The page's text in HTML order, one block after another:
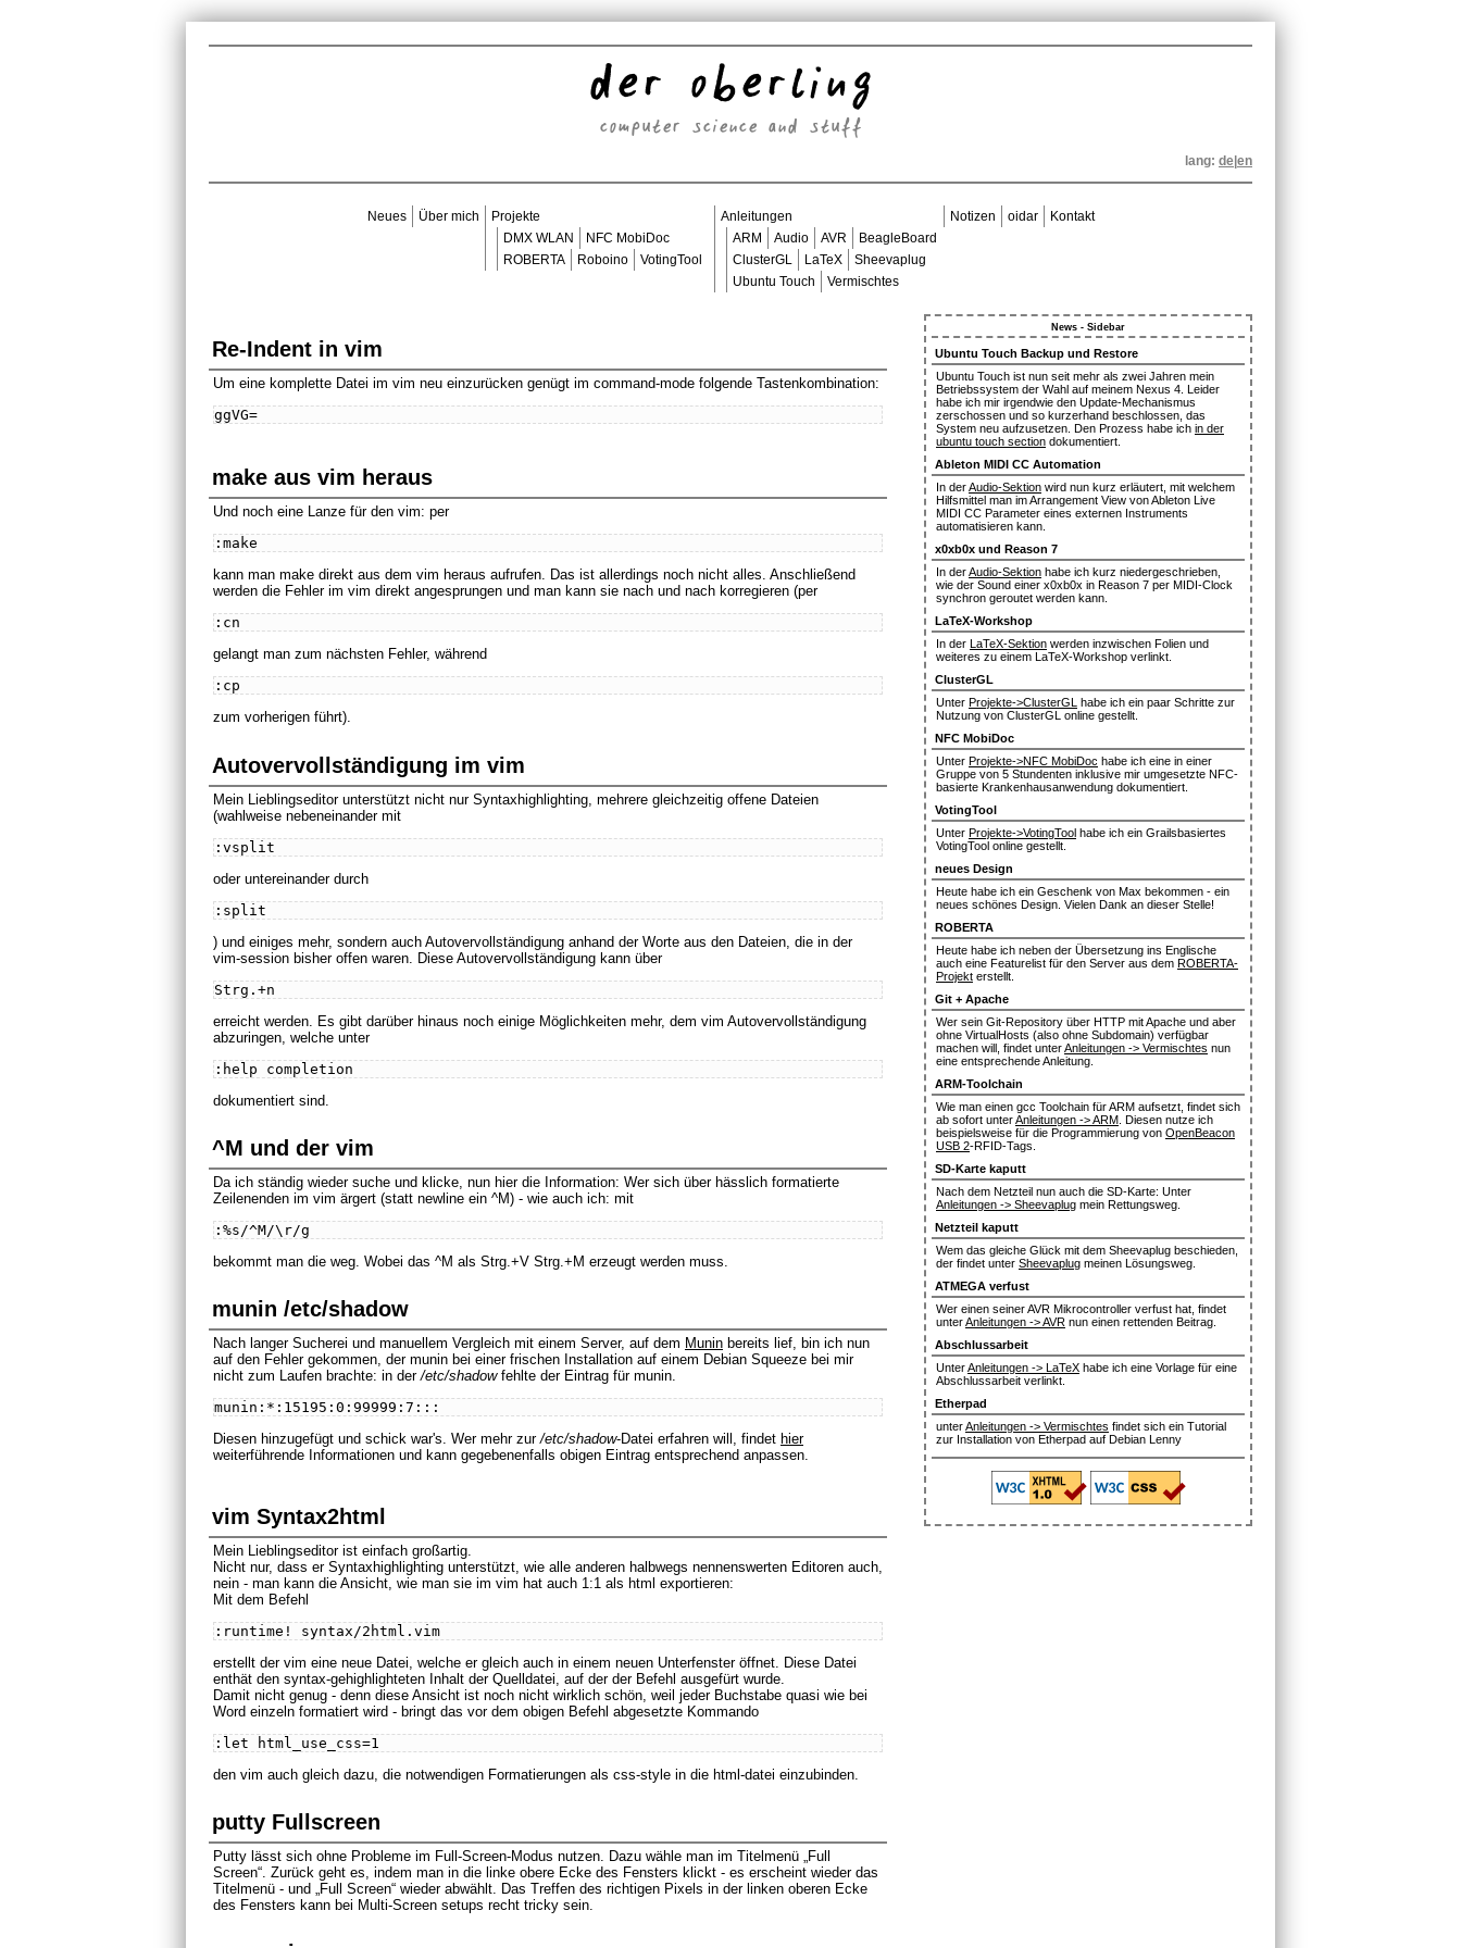
der oberling
computer science and stuff
lang: de en
Neues Über mich
Projekte
DMX WLAN
NFC MobiDoc
ROBERTA
Roboino VotingTool
Anleitungen
ARM
Audio AVR
BeagleBoard
ClusterGL
LaTeX
Sheevaplug
Ubuntu Touch
Vermischtes
Notizen oidar Kontakt
Re-Indent in vim
Um eine komplette Datei im vim neu einzurücken genügt im command-mode folgende Tastenkombination:
ggVG=
make aus vim heraus
Und noch eine Lanze für den vim: per
:make
kann man make direkt aus dem vim heraus aufrufen. Das ist allerdings noch nicht alles. Anschließend
werden die Fehler im vim direkt angesprungen und man kann sie nach und nach korregieren (per
:cn
gelangt man zum nächsten Fehler, während
:cp
zum vorherigen führt).
Autovervollständigung im vim
Mein Lieblingseditor unterstützt nicht nur Syntaxhighlighting, mehrere gleichzeitig offene Dateien
(wahlweise nebeneinander mit
:vsplit
oder untereinander durch
:split
) und einiges mehr, sondern auch Autovervollständigung anhand der Worte aus den Dateien, die in der
vim-session bisher offen waren. Diese Autovervollständigung kann über
Strg.+n
erreicht werden. Es gibt darüber hinaus noch einige Möglichkeiten mehr, dem vim Autovervollständigung
abzuringen, welche unter
:help completion
dokumentiert sind.
^M und der vim
Da ich ständig wieder suche und klicke, nun hier die Information: Wer sich über hässlich formatierte
Zeilenenden im vim ärgert (statt newline ein ^M) - wie auch ich: mit
:%s/^M/\r/g
bekommt man die weg. Wobei das ^M als Strg.+V Strg.+M erzeugt werden muss.
munin /etc/shadow
Nach langer Sucherei und manuellem Vergleich mit einem Server, auf dem Munin bereits lief, bin ich nun
auf den Fehler gekommen, der munin bei einer frischen Installation auf einem Debian Squeeze bei mir
nicht zum Laufen brachte: in der/etc/shadowfehlte der Eintrag für munin.
Diesen hinzugefügt und schick war's. Wer mehr zur/etc/shadow-Datei erfahren will, findet hier
weiterführende Informationen und kann gegebenenfalls obigen Eintrag entsprechend anpassen.
vim Syntax2html
Mein Lieblingseditor ist einfach großartig.
Nicht nur, dass er Syntaxhighlighting unterstützt, wie alle anderen halbwegs nennenswerten Editoren auch,
nein - man kann die Ansicht, wie man sie im vim hat auch 1:1 als html exportieren:
Mit dem Befehl
erstellt der vim eine neue Datei, welche er gleich auch in einem neuen Unterfenster öffnet. Diese Datei
enthät den syntax-gehighlighteten Inhalt der Quelldatei, auf der der Befehl ausgefürt wurde.
Damit nicht genug - denn diese Ansicht ist noch nicht wirklich schön, weil jeder Buchstabe quasi wie bei
Word einzeln formatiert wird - bringt das vor dem obigen Befehl abgesetzte Kommando
den vim auch gleich dazu, die notwendigen Formatierungen als css-style in die html-datei einzubinden.
putty Fullscreen
Putty lässt sich ohne Probleme im Full-Screen-Modus nutzen. Dazu wähle man im Titelmenü „Full
Screen“. Zurück geht es, indem man in die linke obere Ecke des Fensters klickt - es erscheint wieder das
Titelmenü - und „Full Screen“ wieder abwählt. Das Treffen des richtigen Pixels in der linken oberen Ecke
des Fensters kann bei Multi-Screen setups recht tricky sein.
News - Sidebar
Ubuntu Touch Backup und Restore
Ubuntu Touch ist nun seit mehr als zwei Jahren mein
Betriebssystem der Wahl auf meinem Nexus 4. Leider
habe ich mir irgendwie den Update-Mechanismus
zerschossen und so kurzerhand beschlossen, das
System neu aufzusetzen. Den Prozess habe ich in der
ubuntu touch section dokumentiert.
Ableton MIDI CC Automation
In derAudio-Sektion wird nun kurz erläutert, mit welchem
Hilfsmittel man im Arrangement View von Ableton Live
MIDI CC Parameter eines externen Instruments
automatisieren kann.
x0xb0x und Reason 7
In derAudio-Sektion habe ich kurz niedergeschrieben,
wie der Sound einer x0xb0x in Reason 7 per MIDI-Clock
synchron geroutet werden kann.
LaTeX-Workshop
In der LaTeX-Sektion werden inzwischen Folien und
weiteres zu einem LaTeX-Workshop verlinkt.
ClusterGL
Unter Projekte->ClusterGL habe ich ein paar Schritte zur
Nutzung von ClusterGL online gestellt.
NFC MobiDoc
Unter Projekte->NFC MobiDoc habe ich eine in einer
Gruppe von 5 Stundenten inklusive mir umgesetzte NFC-
basierte Krankenhausanwendung dokumentiert.
VotingTool
Unter Projekte->VotingTool habe ich ein Grailsbasiertes
VotingTool online gestellt.
neues Design
Heute habe ich ein Geschenk von Max bekommen - ein
neues schönes Design. Vielen Dank an dieser Stelle!
ROBERTA
Heute habe ich neben der Übersetzung ins Englische
auch eine Featurelist für den Server aus dem ROBERTA-
Projekt erstellt.
Git + Apache
Wer sein Git-Repository über HTTP mit Apache und aber
ohne VirtualHosts (also ohne Subdomain) verfügbar
machen will, findet unterAnleitungen -> Vermischtes nun
eine entsprechende Anleitung.
ARM-Toolchain
Wie man einen gcc Toolchain für ARM aufsetzt, findet sich
ab sofort unterAnleitungen -> ARM . Diesen nutze ich
beispielsweise für die Programmierung von OpenBeacon
USB 2-RFID-Tags.
SD-Karte kaputt
Nach dem Netzteil nun auch die SD-Karte: Unter
Anleitungen -> Sheevaplug mein Rettungsweg.
Netzteil kaputt
Wem das gleiche Glück mit dem Sheevaplug beschieden,
der findet unter Sheevaplug meinen Lösungsweg.
ATMEGA verfust
Wer einen seiner AVR Mikrocontroller verfust hat, findet
unterAnleitungen -> AVR nun einen rettenden Beitrag.
Abschlussarbeit
UnterAnleitungen -> LaTeX habe ich eine Vorlage für eine
Abschlussarbeit verlinkt.
Etherpad
unterAnleitungen -> Vermischtes findet sich ein Tutorial
zur Installation von Etherpad auf Debian Lenny